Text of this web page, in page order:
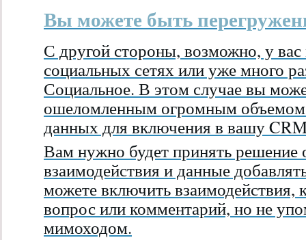
Вы можете быть
С другой стороны, возможно, у
социальных сетях или уже много
Социальное. В этом случае вы
ошеломленным огромным
данных для включения в вашу
Вам нужно будет принять решение
взаимодействия и данные
можете включить
вопрос или комментарий, но не
мимоходом.